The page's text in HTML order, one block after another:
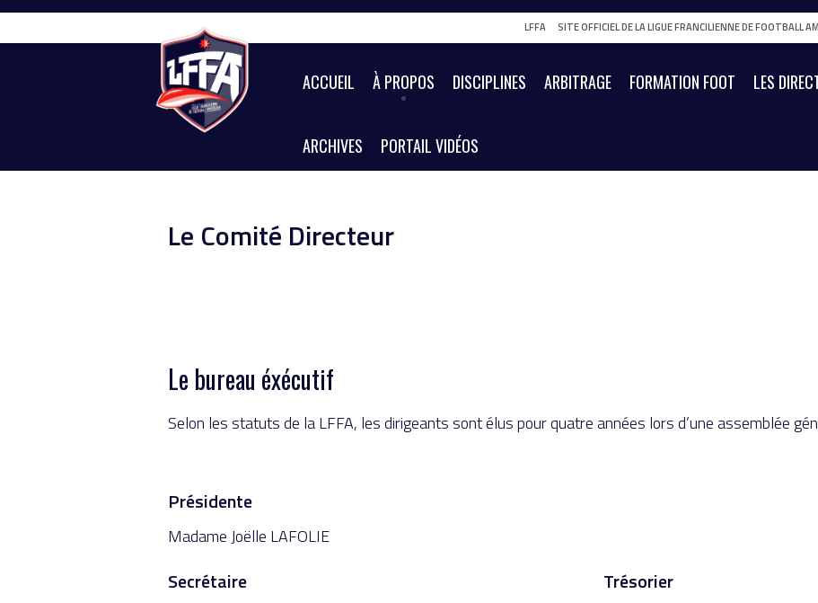
Skip
content
LFFA SITE OFFICIEL DE LA LIGUE FRANCILIENNE DE FOOTBALL
ACCUEIL À PROPOS DISCIPLINES ARBITRAGE FORMATION FOOT LES
ARCHIVES PORTAIL VIDÉOS
Le Comité Directeur
Le bureau éxécutif
Selon les statuts de la LFFA, les dirigeants sont élus pour quatre années lors d’une assemblée
Présidente
Madame Joëlle LAFOLIE
Secrétaire Trésorier